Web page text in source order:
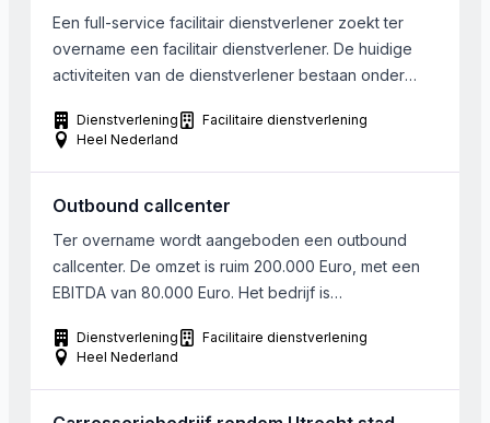
Een full-service facilitair dienstverlener zoekt ter
overname een facilitair dienstverlener. De huidige
activiteiten van de dienstverlener bestaan onder
(lunchverzorging, koffievoorziening, automatenzorg)
en groenvoorziening. Gezocht wordt naar uitbreiding
complementaire dienstverlening aan genoemde
diensten . De gezochte onderneming is bij voorkeur
gelegen in Noord-Oost-Nederland. De gezochte […]
Dienstverlening
Facilitaire dienstverlening
Heel Nederland
Outbound callcenter
Ter overname wordt aangeboden een outbound
callcenter. De omzet is ruim 200.000 Euro, met een
EBITDA van 80.000 Euro. Het bedrijf is
telefonie en beschikt over de infrastructuur,
systemen en processen om snel en efficiënt op te
Dienstverlening
Facilitaire dienstverlening
Heel Nederland